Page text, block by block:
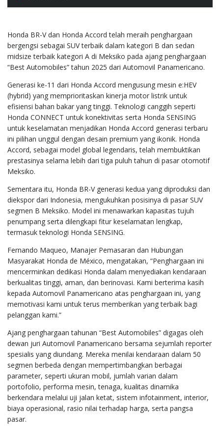
Honda BR-V dan Honda Accord telah meraih penghargaan
bergengsi sebagai SUV terbaik dalam kategori B dan sedan
midsize terbaik kategori A di Meksiko pada ajang penghargaan
“Best Automobiles” tahun 2025 dari Automovil Panamericano.
Generasi ke-11 dari Honda Accord mengusung mesin e:HEV
(hybrid) yang memprioritaskan kinerja motor listrik untuk
efisiensi bahan bakar yang tinggi. Teknologi canggih seperti
Honda CONNECT untuk konektivitas serta Honda SENSING
untuk keselamatan menjadikan Honda Accord generasi terbaru
ini pilihan unggul dengan desain premium yang ikonik. Honda
Accord, sebagai model global legendaris, telah membuktikan
prestasinya selama lebih dari tiga puluh tahun di pasar otomotif
Meksiko.
Sementara itu, Honda BR-V generasi kedua yang diproduksi dan
diekspor dari Indonesia, mengukuhkan posisinya di pasar SUV
segmen B Meksiko. Model ini menawarkan kapasitas tujuh
penumpang serta dilengkapi fitur keselamatan lengkap,
termasuk teknologi Honda SENSING.
Fernando Maqueo, Manajer Pemasaran dan Hubungan
Masyarakat Honda de México, mengatakan, “Penghargaan ini
mencerminkan dedikasi Honda dalam menyediakan kendaraan
berkualitas tinggi, aman, dan berinovasi. Kami berterima kasih
kepada Automovil Panamericano atas penghargaan ini, yang
memotivasi kami untuk terus memberikan yang terbaik bagi
pelanggan kami.”
Ajang penghargaan tahunan “Best Automobiles” digagas oleh
dewan juri Automovil Panamericano bersama sejumlah reporter
spesialis yang diundang. Mereka menilai kendaraan dalam 50
segmen berbeda dengan mempertimbangkan berbagai
parameter, seperti ukuran mobil, jumlah varian dalam
portofolio, performa mesin, tenaga, kualitas dinamika
berkendara melalui uji jalan ketat, sistem infotainment, interior,
biaya operasional, rasio nilai terhadap harga, serta pangsa
pasar.